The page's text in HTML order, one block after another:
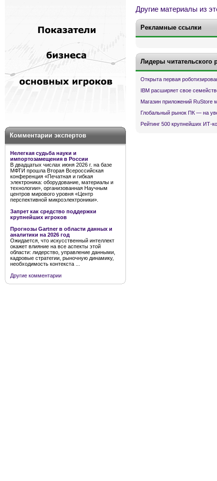
Комментарии экспертов
Нелегкая судьба науки и
импортозамещения в России
В двадцатых числах июня 2026 г. на базе
МФТИ прошла Вторая Всероссийская
конференция «Печатная и гибкая
электроника: оборудование, материалы и
технологии», организованная Научным
центров мирового уровня «Центр
перспективной микроэлектроники».
Запрет как средство поддержки
крупнейших игроков
Прогнозы Gartner в области данных и
аналитики на 2026 год
Ожидается, что искусственный интеллект
окажет влияние на все аспекты этой
области: лидерство, управление данными,
кадровые стратегии, рыночную динамику,
необходимость контекста ...
Другие комментарии
Другие материалы из
Рекламные ссылки
Лидеры читательского
Открыта первая
IBM расширяет свое
Магазин приложений RuStore
Глобальный рынок ПК — на
Рейтинг 500 крупнейших ИТ-